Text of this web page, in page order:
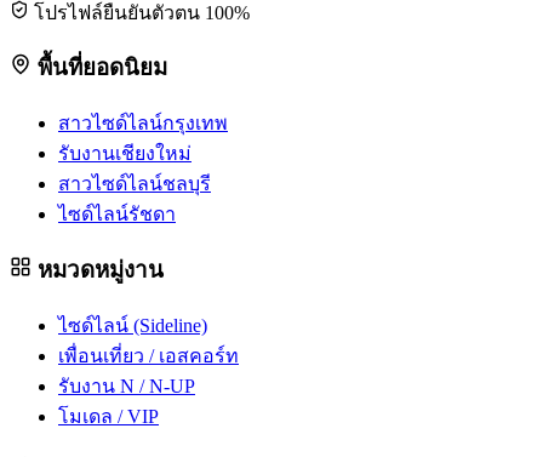
โปรไฟล์ยืนยันตัวตน 100%
พื้นที่ยอดนิยม
สาวไซด์ไลน์กรุงเทพ
รับงานเชียงใหม่
สาวไซด์ไลน์ชลบุรี
ไซด์ไลน์รัชดา
หมวดหมู่งาน
ไซด์ไลน์ (Sideline)
เพื่อนเที่ยว / เอสคอร์ท
รับงาน N / N-UP
โมเดล / VIP